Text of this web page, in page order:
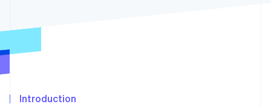
Élimination du carbone
Introduction